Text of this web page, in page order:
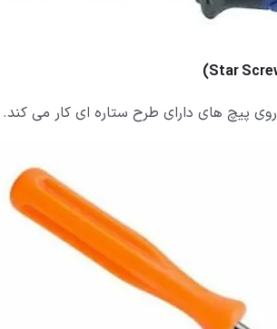
Star
)
پیچ های دارای طرح ستاره ای کار می کند.